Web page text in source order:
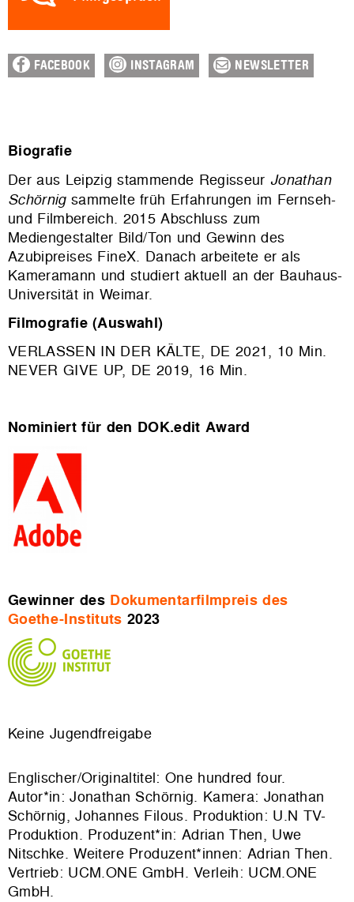
FACEBOOK INSTAGRAM NEWSLETTER
Biografie
Der aus Leipzig stammende RegisseurJonathan
Schörnigsammelte früh Erfahrungen im Fernseh-
und Filmbereich. 2015 Abschluss zum
Mediengestalter Bild/Ton und Gewinn des
Azubipreises FineX. Danach arbeitete er als
Kameramann und studiert aktuell an der Bauhaus-
Universität in Weimar.
Filmografie (Auswahl)
VERLASSEN IN DER KÄLTE, DE 2021, 10 Min.
NEVER GIVE UP, DE 2019, 16 Min.
Nominiert für den DOK.edit Award
Gewinner des Dokumentarfilmpreis des
Goethe-Instituts 2023
Keine Jugendfreigabe
Englischer/Originaltitel: One hundred four.
Autor*in: Jonathan Schörnig. Kamera: Jonathan
Schörnig, Johannes Filous. Produktion: U.N TV-
Produktion. Produzent*in: Adrian Then, Uwe
Nitschke. Weitere Produzent*innen: Adrian Then.
Vertrieb: UCM.ONE GmbH. Verleih: UCM.ONE
GmbH.